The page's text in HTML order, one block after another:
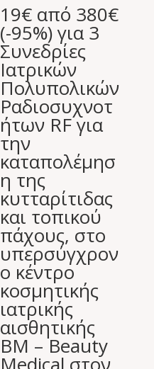
19€ από 380€
(-95%) για 3
Συνεδρίες
Ιατρικών
Πολυπολικών
Ραδιοσυχνοτ
ήτων RF για
την
καταπολέμησ
η της
κυτταρίτιδας
και τοπικού
πάχους, στο
υπερσύγχρον
ο κέντρο
κοσμητικής
ιατρικής
αισθητικής
BM – Beauty
Medical στον